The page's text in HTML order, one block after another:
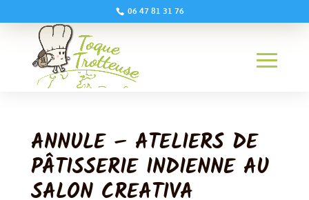
06 47 81 31 76
ANNULE – ATELIERS DE
PÂTISSERIE INDIENNE AU
SALON CREATIVA